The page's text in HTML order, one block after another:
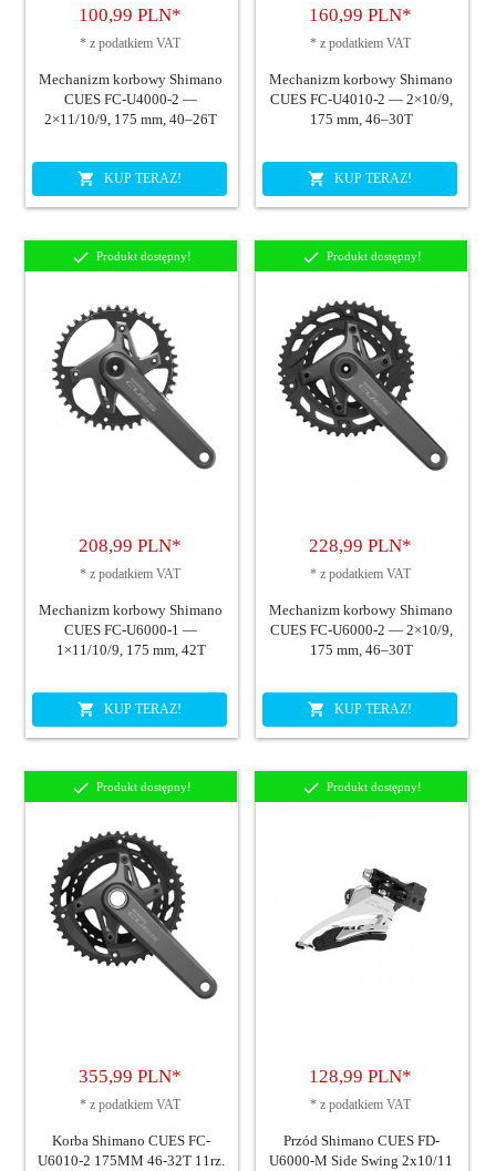
100,99 PLN*
* z podatkiem VAT
Mechanizm korbowy Shimano
CUES FC-U4000-2 —
2×11/10/9, 175 mm, 40–26T
KUP TERAZ!
160,99 PLN*
* z podatkiem VAT
Mechanizm korbowy Shimano
CUES FC-U4010-2 — 2×10/9,
175 mm, 46–30T
KUP TERAZ!
Produkt dostępny!
208,99 PLN*
* z podatkiem VAT
Mechanizm korbowy Shimano
CUES FC-U6000-1 —
1×11/10/9, 175 mm, 42T
KUP TERAZ!
Produkt dostępny!
228,99 PLN*
* z podatkiem VAT
Mechanizm korbowy Shimano
CUES FC-U6000-2 — 2×10/9,
175 mm, 46–30T
KUP TERAZ!
Produkt dostępny!
355,99 PLN*
* z podatkiem VAT
Korba Shimano CUES FC-
U6010-2 175MM 46-32T 11rz.
Produkt dostępny!
128,99 PLN*
* z podatkiem VAT
Przód Shimano CUES FD-
U6000-M Side Swing 2x10/11